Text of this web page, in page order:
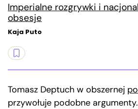
Imperialne rozgrywki i
obsesje
Kaja Puto
Tomasz Deptuch w obszernej
przywołuje podobne